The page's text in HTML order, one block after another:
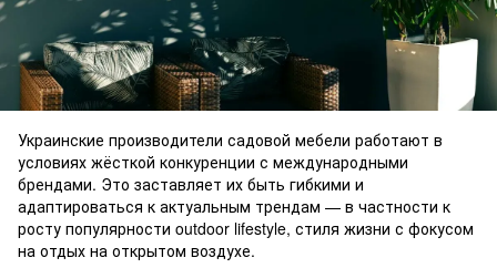
Украинские производители садовой мебели работают в
условиях жёсткой конкуренции с международными
брендами. Это заставляет их быть гибкими и
адаптироваться к актуальным трендам — в частности к
росту популярности outdoor lifestyle, стиля жизни с фокусом
на отдых на открытом воздухе.